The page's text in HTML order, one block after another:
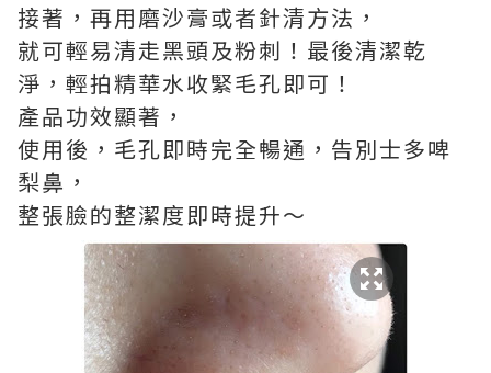
接著，再用磨沙膏或者針清方法，
就可輕易清走黑頭及粉刺！最後清潔乾
淨，輕拍精華水收緊毛孔即可！
產品功效顯著，
使用後，毛孔即時完全暢通，告別士多啤
梨鼻，
整張臉的整潔度即時提升～